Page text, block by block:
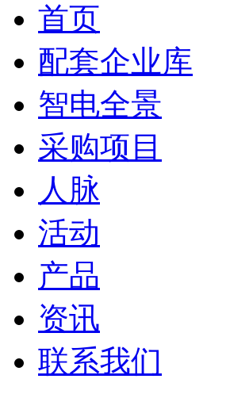
首页
配套企业库
智电全景
采购项目
人脉
活动
产品
资讯
联系我们